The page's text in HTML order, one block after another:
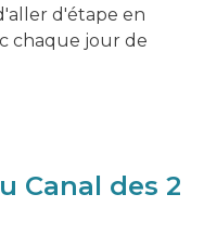
d'étape en
chaque jour de
Canal des 2